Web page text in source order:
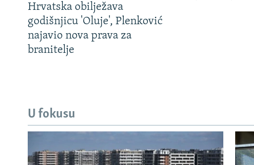
Hrvatska obilježava
godišnjicu 'Oluje', Plenković
najavio nova prava za
branitelje
U fokusu